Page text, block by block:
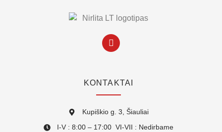
KONTAKTAI
Kupiškio g. 3, Šiauliai
I-V : 8:00 – 17:00 VI-VII : Nedirbame